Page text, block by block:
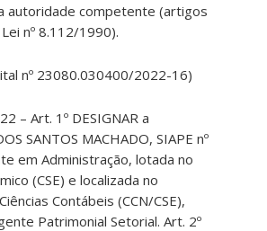
autoridade competente (artigos
nº 8.112/1990).
nº 23080.030400/2022-16)
– Art. 1º DESIGNAR a
SANTOS MACHADO, SIAPE nº
em Administração, lotada no
(CSE) e localizada no
Contábeis (CCN/CSE),
Patrimonial Setorial. Art. 2º